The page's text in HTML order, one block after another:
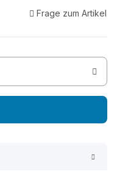
Frage zum Artikel